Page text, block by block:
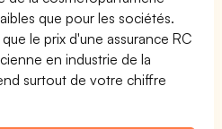
que pour les sociétés.
le prix d'une assurance RC
en industrie de la
surtout de votre chiffre